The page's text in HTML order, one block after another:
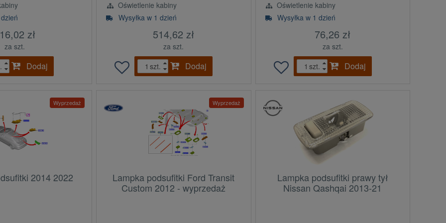
zł
za szt.
Dodaj
Oświetlenie kabiny
Wysyłka w 1 dzień
514,62 zł
za szt.
szt.
Dodaj
Oświetlenie kabiny
Wysyłka w 1 dzień
76,26 zł
za szt.
szt.
Dodaj
Wyprzedaż
2014 2022
Wyprzedaż
Lampka podsufitki Ford Transit
Custom 2012 - wyprzedaż
Lampka podsufitki prawy tył
Nissan Qashqai 2013-21